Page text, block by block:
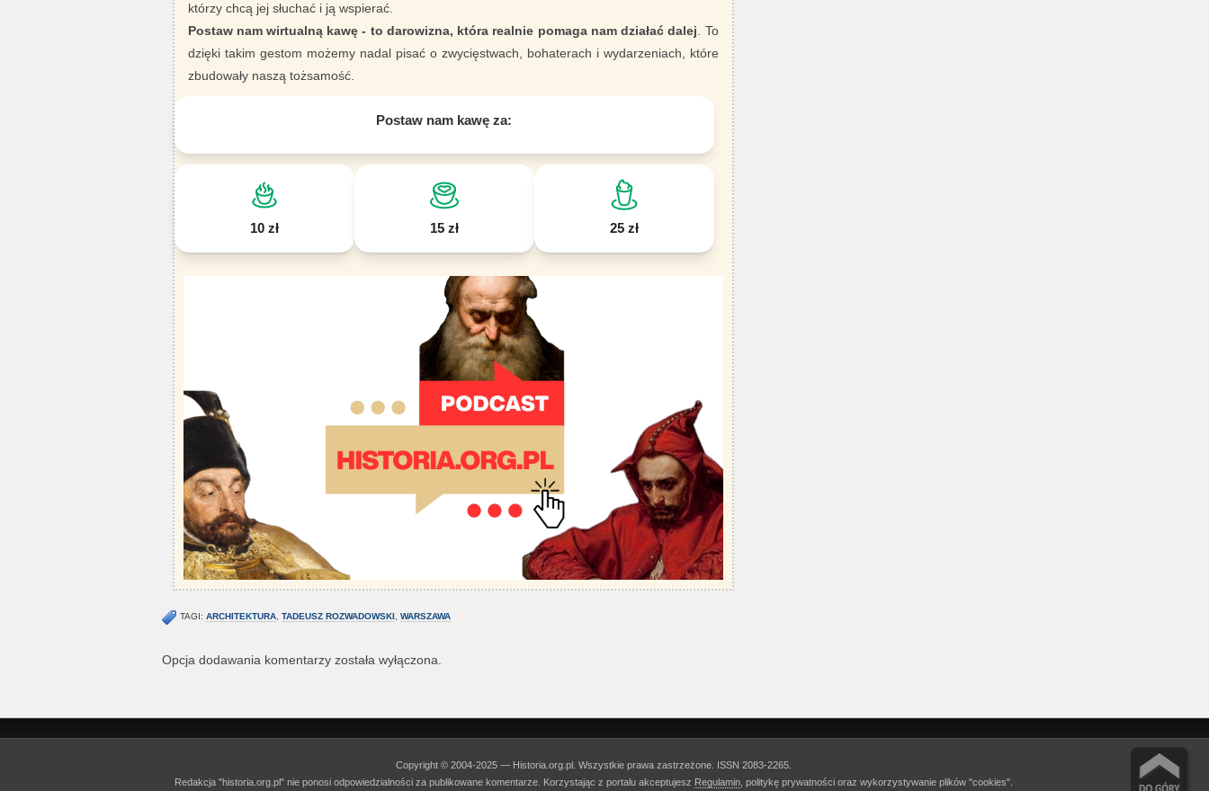
którzy chcą jej słuchać i ją wspierać.
Postaw nam wirtualną kawę - to darowizna, która realnie pomaga nam działać dalej . To
dzięki takim gestom możemy nadal pisać o zwycięstwach, bohaterach i wydarzeniach, które
zbudowały naszą tożsamość.
Postaw nam kawę za:
10 zł 15 zł 25 zł
TAGI: ARCHITEKTURA, TADEUSZ ROZWADOWSKI, WARSZAWA
Opcja dodawania komentarzy została wyłączona.
Copyright © 2004-2025 — Historia.org.pl. Wszystkie prawa zastrzeżone. ISSN 2083-2265.
Redakcja "historia.org.pl" nie ponosi odpowiedzialności za publikowane komentarze. Korzystając z portalu akceptujesz Regulamin, politykę prywatności oraz wykorzystywanie plików "cookies".